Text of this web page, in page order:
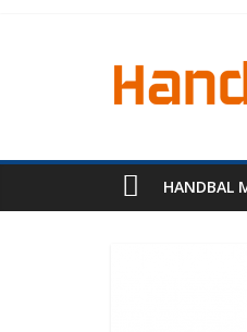
HANDBAL